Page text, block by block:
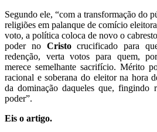
Segundo ele, “com a transformação do
religiões em palanque de comício
voto, a política coloca de novo o
poder no Cristocrucificado para
redenção, verta votos para quem,
merece semelhante sacrifício. Mérito
racional e soberana do eleitor na hora
da dominação daqueles que, fingindo
poder”.
Eis o artigo.